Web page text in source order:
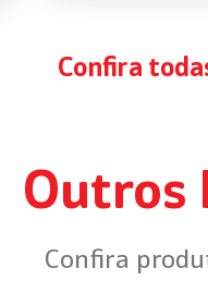
Confira
Outros
Confira